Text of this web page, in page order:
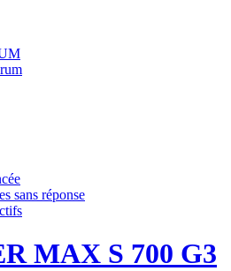
sans réponse
MAX S 700 G3